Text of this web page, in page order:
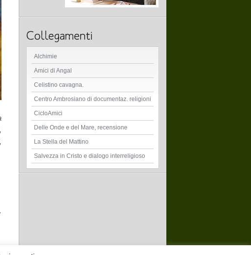
Alchimie
Amici di Angal
Celistino cavagna.
Centro Ambrosiano di documentaz. religioni
CicloAmici
Delle Onde e del Mare, recensione
La Stella del Mattino
Salvezza in Cristo e dialogo interreligioso